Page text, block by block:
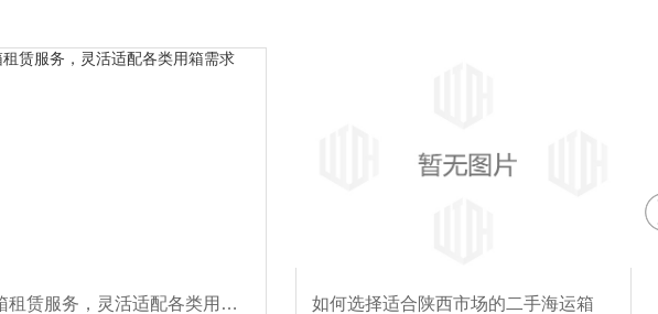
适合陕西市场的二手海运箱
二手海运箱在陕西的价格趋势分析